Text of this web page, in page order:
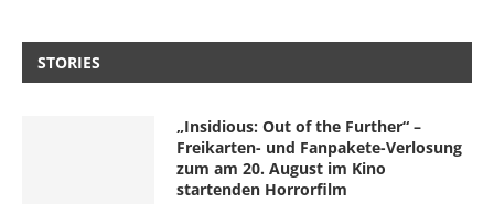
STORIES
„Insidious: Out of the Further“ –
Freikarten- und Fanpakete-Verlosung
zum am 20. August im Kino
startenden Horrorfilm